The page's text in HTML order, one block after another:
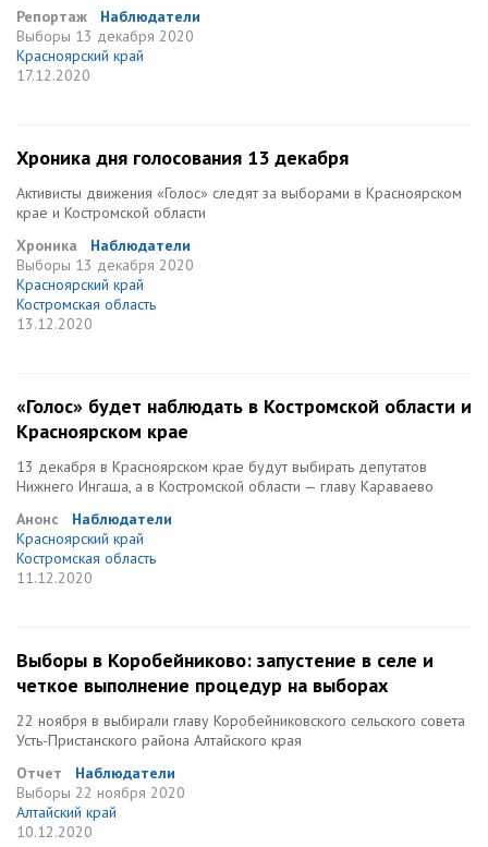
Репортаж
Наблюдатели
Выборы 13 декабря 2020
Красноярский край
17.12.2020
Хроника дня голосования 13 декабря
Активисты движения «Голос» следят за выборами в Красноярском
крае и Костромской области
Хроника
Наблюдатели
Выборы 13 декабря 2020
Красноярский край
Костромская область
13.12.2020
«Голос» будет наблюдать в Костромской области и
Красноярском крае
13 декабря в Красноярском крае будут выбирать депутатов
Нижнего Ингаша, а в Костромской области — главу Караваево
Анонс
Наблюдатели
Красноярский край
Костромская область
11.12.2020
Выборы в Коробейниково: запустение в селе и
четкое выполнение процедур на выборах
22 ноября в выбирали главу Коробейниковского сельского совета
Усть-Пристанского района Алтайского края
Отчет
Наблюдатели
Выборы 22 ноября 2020
Алтайский край
10.12.2020